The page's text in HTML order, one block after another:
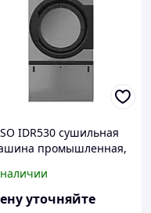
IDR530 сушильная
промышленная,
уточняйте